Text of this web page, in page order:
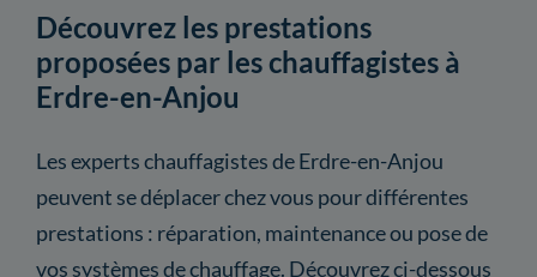
Découvrez les prestations
proposées par les chauffagistes à
Erdre-en-Anjou
Les experts chauffagistes de Erdre-en-Anjou
peuvent se déplacer chez vous pour différentes
prestations : réparation, maintenance ou pose de
vos systèmes de chauffage. Découvrez ci-dessous